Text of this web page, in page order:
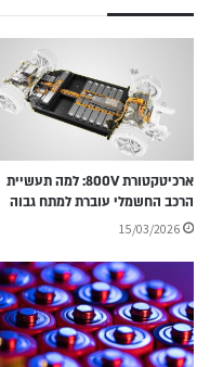
ארכיטקטורת ‎800V: למה תעשיית
הרכב החשמלי עוברת למתח גבוה
15/03/2026